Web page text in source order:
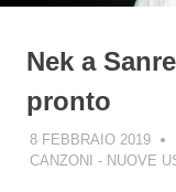
Nek a
pronto
8 FEBBRAIO 2019
CANZONI - NUOVE